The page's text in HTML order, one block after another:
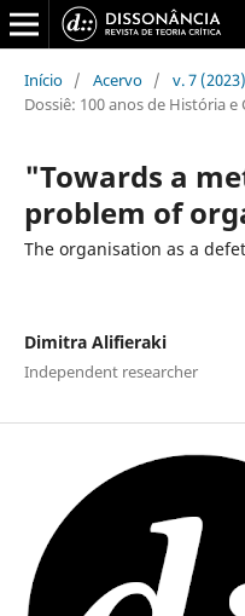
Início / Acervo / v. 7 (2023)
Dossiê: 100 anos de História
"Towards a
problem of
The organisation as a
Dimitra Alifieraki
Independent researcher